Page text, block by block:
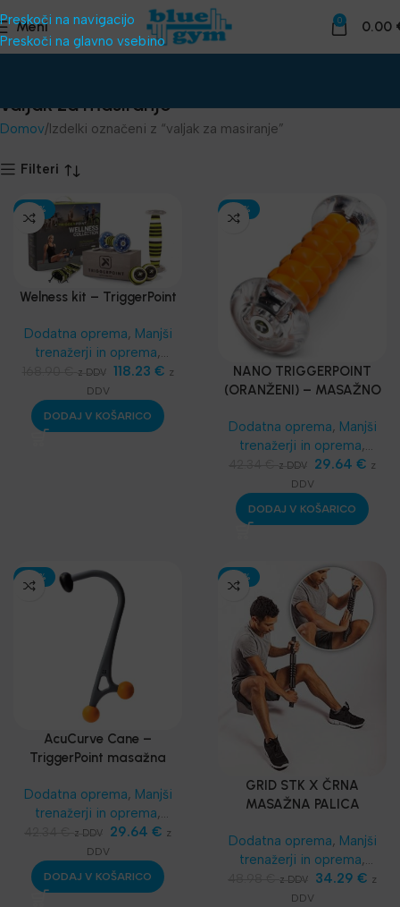
Preskoči na navigacijo
Preskoči na glavno vsebino
Meni 0 0.00
valjak za masiranje
Domov Izdelki označeni z “valjak za masiranje”
Filteri
-30%
Welness kit – TriggerPoint
Dodatna oprema, Manjši
trenažerji in oprema,
Masažeri, rolleri,
Funkcionalni trening
Funkcionalni trening ,
Najnovejša oprema
z DDV 118.23 € z
DDV
DODAJ V KOŠARICO
-30%
NANO TRIGGERPOINT
(ORANŽENI) – MASAŽNO
Dodatna oprema, Manjši
trenažerji in oprema,
Masažeri, rolleri,
Funkcionalni trening
Funkcionalni trening
,
Najnovejša oprema
z DDV 29.64 € z
DDV
DODAJ V KOŠARICO
-30%
AcuCurve Cane –
TriggerPoint masažna
Dodatna oprema, Manjši
trenažerji in oprema,
Masažeri, rolleri,
Funkcionalni trening
Funkcionalni trening
,
Najnovejša oprema
z DDV 29.64 € z
DDV
DODAJ V KOŠARICO
-30%
GRID STK X ČRNA
MASAŽNA PALICA
Dodatna oprema, Manjši
trenažerji in oprema,
Masažeri, rolleri,
Funkcionalni trening
z DDV 34.29 € z
DDV